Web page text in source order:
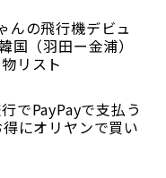
んの飛行機デビュ
国（羽田ー金浦）
リスト
でPayPayで支払う
にオリヤンで買い